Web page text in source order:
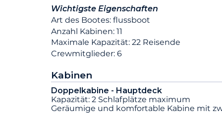
Wichtigste Eigenschaften
Art des Bootes: flussboot
Anzahl Kabinen: 11
Maximale Kapazität: 22 Reisende
Crewmitglieder: 6
Kabinen
Doppelkabine - Hauptdeck
Kapazität: 2 Schlafplätze maximum
Geräumige und komfortable Kabine mit